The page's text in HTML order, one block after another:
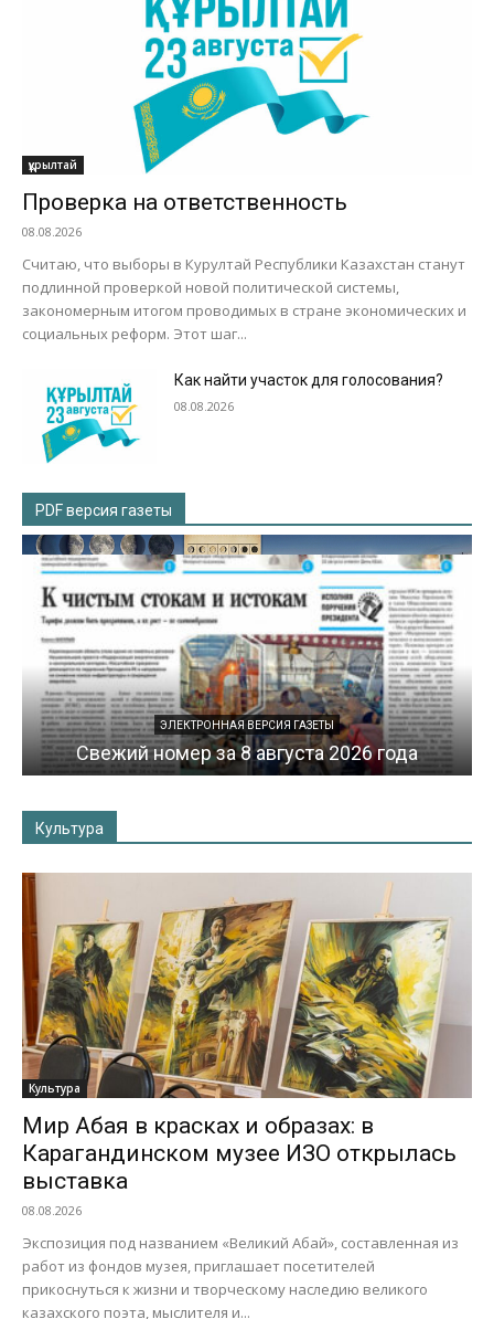
құрылтай
Проверка на ответственность
08.08.2026
Считаю, что выборы в Курултай Республики Казахстан станут
подлинной проверкой новой политической системы,
закономерным итогом проводимых в стране экономических и
социальных реформ. Этот шаг...
Как найти участок для голосования?
08.08.2026
PDF версия газеты
ЭЛЕКТРОННАЯ ВЕРСИЯ ГАЗЕТЫ
Свежий номер за 8 августа 2026 года
Культура
Культура
Мир Абая в красках и образах: в
Карагандинском музее ИЗО открылась
выставка
08.08.2026
Экспозиция под названием «Великий Абай», составленная из
работ из фондов музея, приглашает посетителей
прикоснуться к жизни и творческому наследию великого
казахского поэта, мыслителя и...